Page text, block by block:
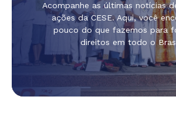
Acompanhe as últimas notícias
ações da CESE. Aqui, você
pouco do que fazemos para
direitos em todo o